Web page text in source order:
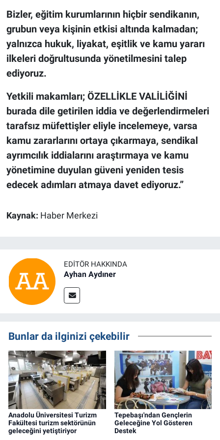
Bizler, eğitim kurumlarının hiçbir sendikanın,
grubun veya kişinin etkisi altında kalmadan;
yalnızca hukuk, liyakat, eşitlik ve kamu yararı
ilkeleri doğrultusunda yönetilmesini talep
ediyoruz.
Yetkili makamları; ÖZELLİKLE VALİLİĞİNİ
burada dile getirilen iddia ve değerlendirmeleri
tarafsız müfettişler eliyle incelemeye, varsa
kamu zararlarını ortaya çıkarmaya, sendikal
ayrımcılık iddialarını araştırmaya ve kamu
yönetimine duyulan güveni yeniden tesis
edecek adımları atmaya davet ediyoruz.”
Kaynak: Haber Merkezi
EDITÖR HAKKINDA
Ayhan Aydıner
Bunlar da ilginizi çekebilir
Anadolu Üniversitesi Turizm
Fakültesi turizm sektörünün
geleceğini yetiştiriyor
Tepebaşı'ndan Gençlerin
Geleceğine Yol Gösteren
Destek